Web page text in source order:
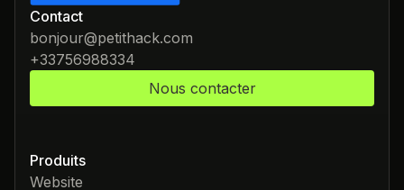
Contact
bonjour@petithack.com
+33756988334
Nous contacter
Produits
Website